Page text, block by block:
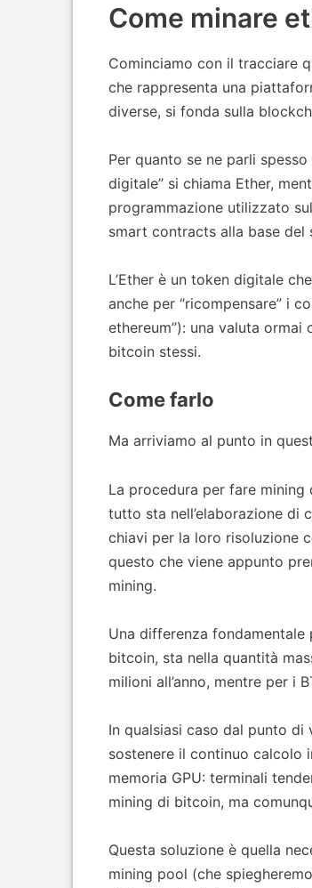
Come minare
Cominciamo con il tracciare
che rappresenta una
diverse, si fonda sulla
Per quanto se ne parli
digitale” si chiama Ether,
programmazione utilizzato
smart contracts alla base del
L’Ether è un token digitale
anche per “ricompensare” i
ethereum”): una valuta
bitcoin stessi.
Come farlo
Ma arriviamo al punto in
La procedura per fare
tutto sta nell’elaborazione di
chiavi per la loro risoluzione
questo che viene appunto
mining.
Una differenza
bitcoin, sta nella quantità
milioni all’anno, mentre per i
In qualsiasi caso dal punto
sostenere il continuo calcolo
memoria GPU: terminali
mining di bitcoin, ma
Questa soluzione è quella
mining pool (che